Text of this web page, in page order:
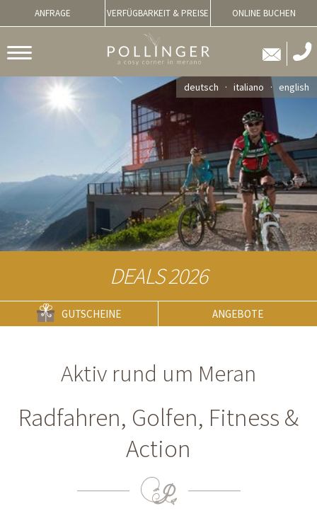
ANFRAGE VERFÜGBARKEIT & PREISE ONLINE BUCHEN
deutsch italiano english
DEALS 2026
GUTSCHEINE ANGEBOTE
Aktiv rund um Meran
Radfahren, Golfen, Fitness &
Action